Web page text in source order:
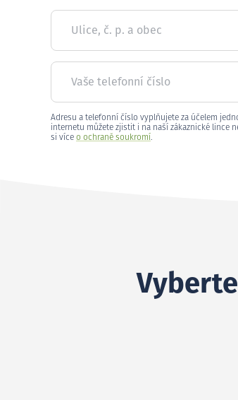
Ulice, č. p. a obec
Vaše telefonní číslo
Adresu a telefonní číslo vyplňujete za účelem
internetu můžete zjistit i na naší zákaznické lince
si více o ochraně soukromí.